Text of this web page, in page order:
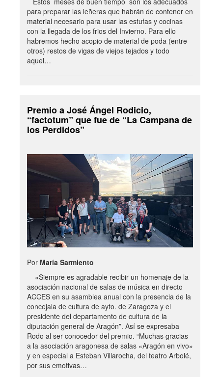
para preparar las leñeras que habrán de contener en
material necesario para usar las estufas y cocinas
con la llegada de los frios del Invierno. Para ello
habremos hecho acopio de material de poda (entre
otros) restos de vigas de viejos tejados y todo
aquel…
Premio a José Ángel Rodicio,
“factotum” que fue de “La Campana de
los Perdidos”
Por María Sarmiento
«Siempre es agradable recibir un homenaje de la
asociación nacional de salas de música en directo
ACCES en su asamblea anual con la presencia de la
concejala de cultura de ayto. de Zaragoza y el
presidente del departamento de cultura de la
diputación general de Aragón”. Así se expresaba
Rodo al ser conocedor del premio. “Muchas gracias
a la asociación aragonesa de salas «Aragón en vivo»
y en especial a Esteban Villarocha, del teatro Arbolé,
por sus emotivas…